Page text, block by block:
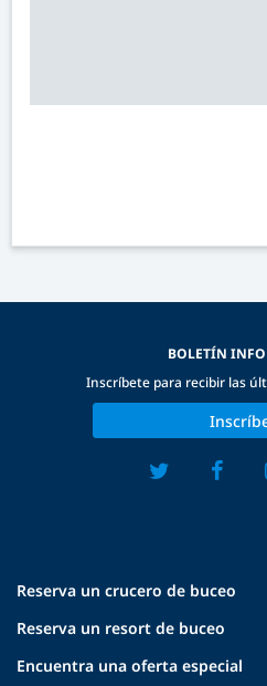
Reserva un crucero de buceo
Reserva un resort de buceo
Encuentra una oferta especial
BOLETÍN
Inscríbete para recibir las